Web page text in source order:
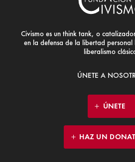
Civismo es un think tank, o
en la defensa de la libertad
liberalismo
ÚNETE A
ÚNETE
HAZ UN